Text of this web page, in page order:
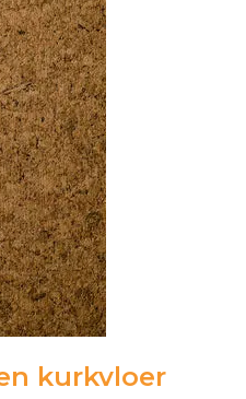
kurkvloer